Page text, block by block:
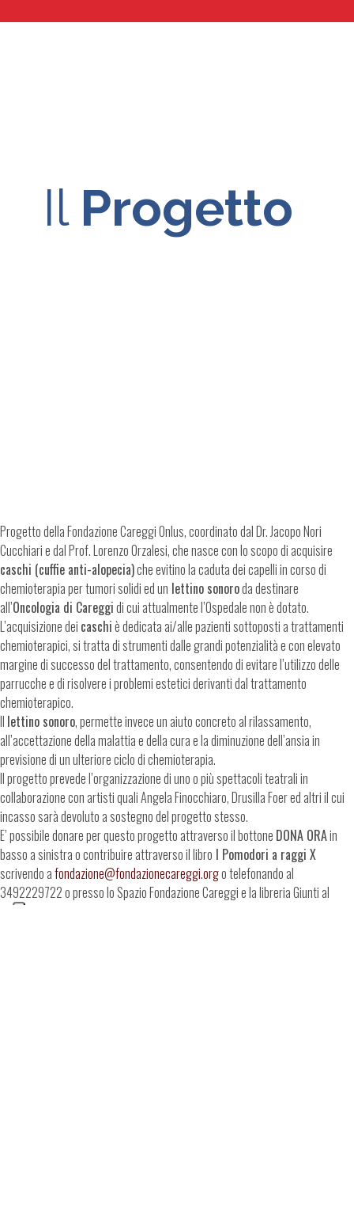
Il Progetto
Progetto della Fondazione Careggi Onlus, coordinato dal Dr. Jacopo Nori
Cucchiari e dal Prof. Lorenzo Orzalesi, che nasce con lo scopo di acquisire
caschi (cuffie anti-alopecia)che evitino la caduta dei capelli in corso di
chemioterapia per tumori solidi ed un lettino sonoroda destinare
all’Oncologia di Careggidi cui attualmente l’Ospedale non è dotato.
L’acquisizione dei caschiè dedicata ai/alle pazienti sottoposti a trattamenti
chemioterapici, si tratta di strumenti dalle grandi potenzialità e con elevato
margine di successo del trattamento, consentendo di evitare l’utilizzo delle
parrucche e di risolvere i problemi estetici derivanti dal trattamento
chemioterapico.
Il lettino sonoro, permette invece un aiuto concreto al rilassamento,
all’accettazione della malattia e della cura e la diminuzione dell’ansia in
previsione di un ulteriore ciclo di chemioterapia.
Il progetto prevede l’organizzazione di uno o più spettacoli teatrali in
collaborazione con artisti quali Angela Finocchiaro, Drusilla Foer ed altri il cui
incasso sarà devoluto a sostegno del progetto stesso.
E’ possibile donare per questo progetto attraverso il bottone DONA ORAin
basso a sinistra o contribuire attraverso il libro I Pomodori a raggi X
scrivendo afondazione@fondazionecareggi.orgo telefonando al
3492229722 o presso lo Spazio Fondazione Careggi e la libreria Giunti al
Punto al piano terra del Nuovo Ingresso Careggi, nell’area commerciale.